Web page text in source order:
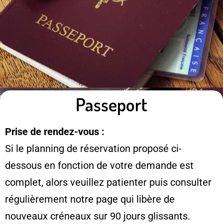
Passeport
Prise de rendez-vous :
Si le planning de réservation proposé ci-
dessous en fonction de votre demande est
complet, alors veuillez patienter puis consulter
régulièrement notre page qui libère de
nouveaux créneaux sur 90 jours glissants.